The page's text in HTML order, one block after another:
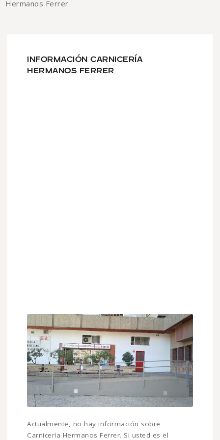
Hermanos Ferrer
INFORMACIÓN CARNICERÍA
HERMANOS FERRER
Actualmente, no hay información sobre
Carnicería Hermanos Ferrer. Si usted es el